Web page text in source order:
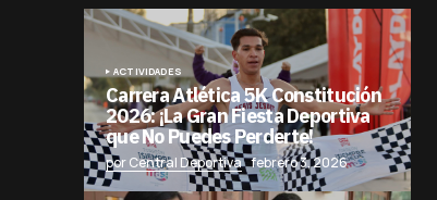
ACTIVIDADES
Carrera Atlética 5K Constitución
2026: ¡La Gran Fiesta Deportiva
que No Puedes Perderte!
por Central Deportiva febrero 3, 2026